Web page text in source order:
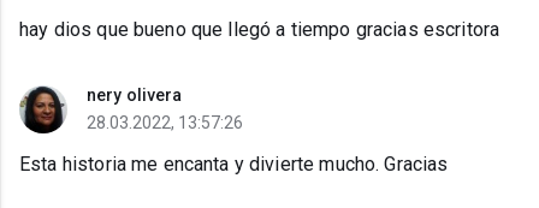
hay dios que bueno que llegó a tiempo gracias escritora
nery olivera
28.03.2022, 13:57:26
Esta historia me encanta y divierte mucho. Gracias